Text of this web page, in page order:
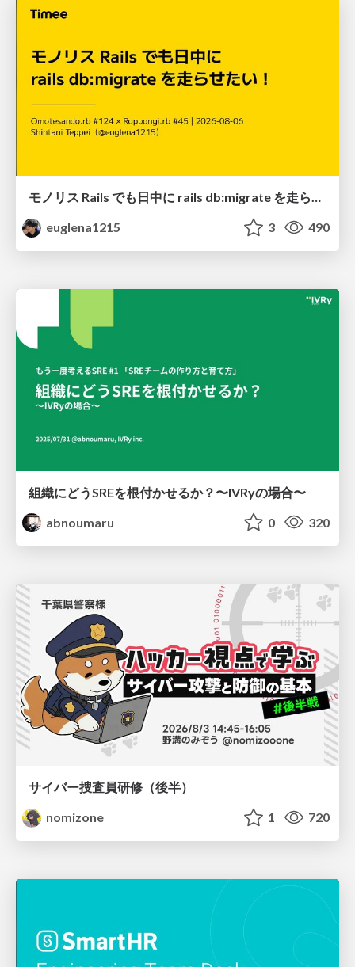
モノリス Rails でも日中に rails db:migrate を走らせたい！ / Daytime rails db:migrate on Monolithic Rails!
euglena1215
3 490
組織にどうSREを根付かせるか？〜IVRyの場合〜
abnoumaru
0 320
サイバー捜査員研修（後半）
nomizone
1 720